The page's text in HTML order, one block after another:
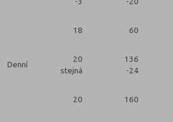
18 60
Denní
20
stejná
136
-24
20 160